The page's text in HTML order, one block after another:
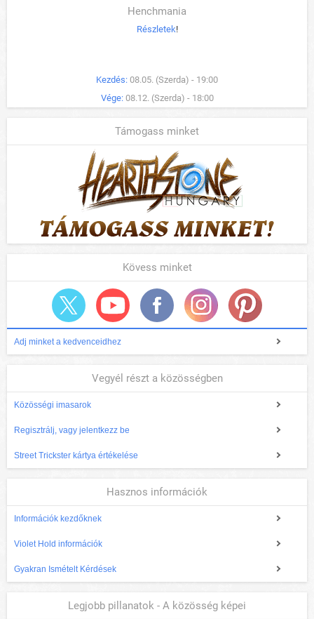
Henchmania
Részletek!
Kezdés: 08.05. (Szerda) - 19:00
Vége: 08.12. (Szerda) - 18:00
Támogass minket
Kövess minket
Adj minket a kedvenceidhez
Vegyél részt a közösségben
Közösségi imasarok
Regisztrálj, vagy jelentkezz be
Street Trickster kártya értékelése
Hasznos információk
Információk kezdőknek
Violet Hold információk
Gyakran Ismételt Kérdések
Legjobb pillanatok - A közösség képei